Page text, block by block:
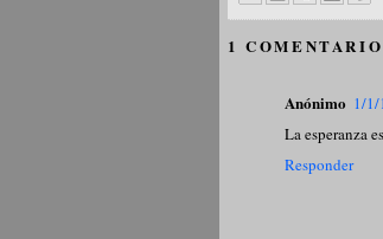
1
Anónimo 1/1/
La esperanza
Responder